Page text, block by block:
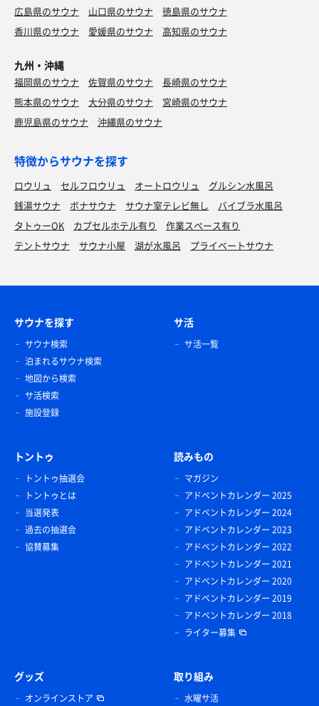
広島県のサウナ
山口県のサウナ
徳島県のサウナ
香川県のサウナ
愛媛県のサウナ 高知県のサウナ
九州・沖縄
福岡県のサウナ 佐賀県のサウナ
長崎県のサウナ
熊本県のサウナ
大分県のサウナ
宮崎県のサウナ
鹿児島県のサウナ
沖縄県のサウナ
特徴からサウナを探す
ロウリュ セルフロウリュ オートロウリュ
グルシン水風呂
銭湯サウナ
ボナサウナ サウナ室テレビ無し
バイブラ水風呂
タトゥーOK
カプセルホテル有り
作業スペース有り
テントサウナ
サウナ小屋 湖が水風呂 プライベートサウナ
サウナを探す
サウナ検索
泊まれるサウナ検索
地図から検索
サ活検索
施設登録
サ活
サ活一覧
トントゥ
トントゥ抽選会
トントゥとは
当選発表
過去の抽選会
協賛募集
読みもの
マガジン
アドベントカレンダー 2025
アドベントカレンダー 2024
アドベントカレンダー 2023
アドベントカレンダー 2022
アドベントカレンダー 2021
アドベントカレンダー 2020
アドベントカレンダー 2019
アドベントカレンダー 2018
ライター募集
グッズ
オンラインストア
取り組み
水曜サ活